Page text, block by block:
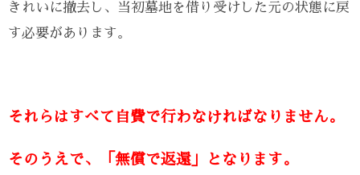
きれいに撤去し、当初墓地を借り受けした元の状態に戻
す必要があります。
それらはすべて自費で行わなければなりません。
そのうえで、「無償で返還」となります。